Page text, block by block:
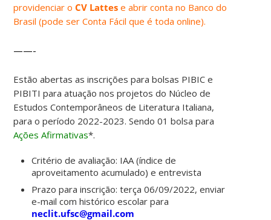
providenciar oCV Lattes e abrir conta no Banco do
Brasil (pode ser Conta Fácil que é toda online).
——-
Estão abertas as inscrições para bolsas PIBIC e
PIBITI para atuação nos projetos do Núcleo de
Estudos Contemporâneos de Literatura Italiana,
para o período 2022-2023. Sendo 01 bolsa para
Ações Afirmativas*.
Critério de avaliação: IAA (índice de
aproveitamento acumulado) e entrevista
Prazo para inscrição: terça 06/09/2022, enviar
e-mail com histórico escolar para
neclit.ufsc@gmail.com